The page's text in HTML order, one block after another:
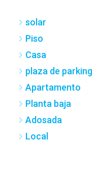
solar
Piso
Casa
plaza de parking
Apartamento
Planta baja
Adosada
Local